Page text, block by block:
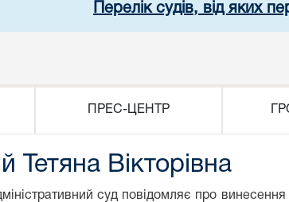
Перелік судів, від яких
ПРЕС-ЦЕНТР
Тетяна Вікторівна
суд повідомляє про